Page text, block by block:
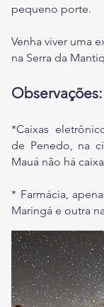
pequeno porte.
Venha viver uma
na Serra da
Observações:
*Caixas
de Penedo, na
Mauá não há
* Farmácia,
Maringá e outra